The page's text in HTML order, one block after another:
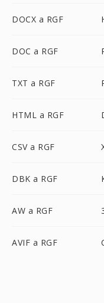
DOCX a RGF
DOC a RGF
TXT a RGF
HTML a RGF
CSV a RGF
DBK a RGF
AW a RGF
AVIF a RGF